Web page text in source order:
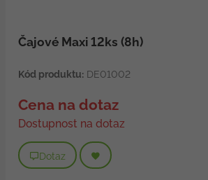
Čajové Maxi 12ks (8h)
Kód produktu:DE01002
Cena na dotaz
Dostupnost na dotaz
Dotaz